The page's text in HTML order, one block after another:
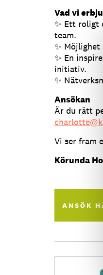
Vad vi
✨ Ett roligt
team.
✨
✨ En
initiativ.
✨
Ansökan
Är du rätt
Vi ser fram
Körunda
ANSÖK